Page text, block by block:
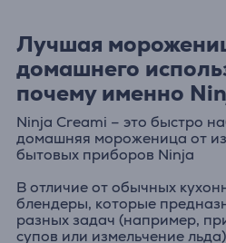
Лучшая
домашнего
почему именно
Ninja Creami – это быстро
домашняя мороженица от
бытовых приборов Ninja
В отличие от обычных
блендеры, которые
разных задач (например,
супов или измельчение